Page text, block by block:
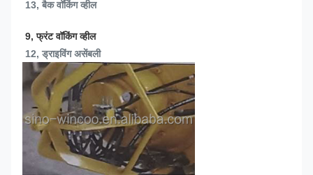
13, बैक वॉकिंग व्हील
9, फ्रंट वॉकिंग व्हील
12, ड्राइविंग असेंबली